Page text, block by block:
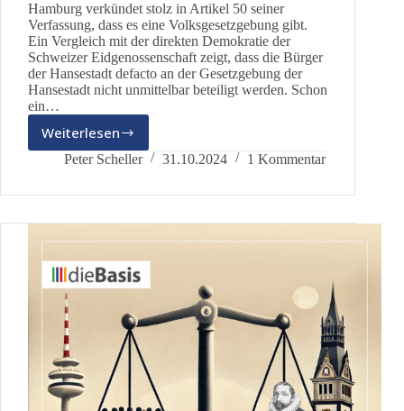
Hamburg verkündet stolz in Artikel 50 seiner
Verfassung, dass es eine Volksgesetzgebung gibt.
Ein Vergleich mit der direkten Demokratie der
Schweizer Eidgenossenschaft zeigt, dass die Bürger
der Hansestadt defacto an der Gesetzgebung der
Hansestadt nicht unmittelbar beteiligt werden. Schon
ein…
Weiterlesen
Gibt
es
direkte
Hamburg?
Peter Scheller 31.10.2024 1 Kommentar